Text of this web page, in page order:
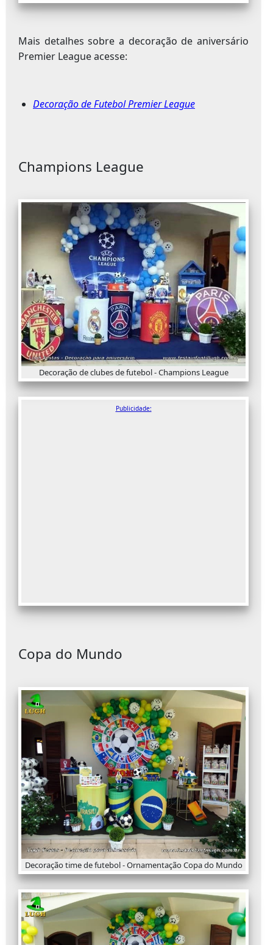
Mais detalhes sobre a decoração de aniversário
Premier League acesse:
Decoração de Futebol Premier League
Champions League
Decoração de clubes de futebol - Champions League
Publicidade:
Copa do Mundo
Decoração time de futebol - Ornamentação Copa do Mundo